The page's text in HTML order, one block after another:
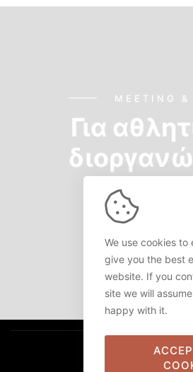
MEETING &
Για
ΠΕΡΙΣΣΌΤΕΡΑ
Copyright 2022 by
We use cookies to
give you the best
website. If you
site we will
happy with it.